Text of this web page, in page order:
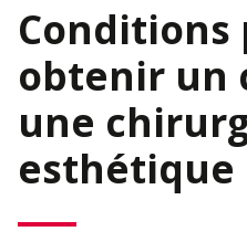
Conditions
obtenir un
une
esthétique